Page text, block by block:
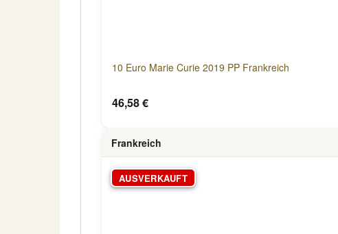
10 Euro Marie Curie 2019 PP Frankreich
46,58 €
Frankreich
AUSVERKAUFT